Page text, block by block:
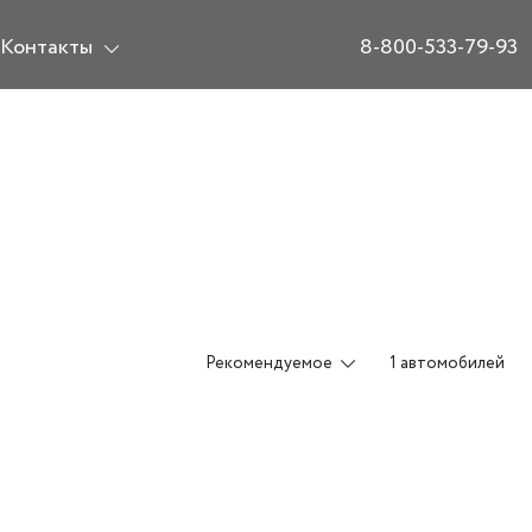
Контакты 8-800-533-79-93
Рекомендуемое 1 автомобилей